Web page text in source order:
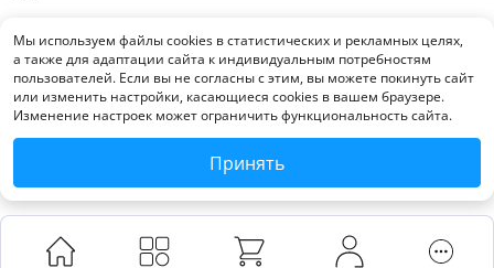
Зарегистрироваться
Мы используем файлы cookies в статистических и рекламных целях,
а также для адаптации сайта к индивидуальным потребностям
пользователей. Если вы не согласны с этим, вы можете покинуть сайт
или изменить настройки, касающиеся cookies в вашем браузере.
Изменение настроек может ограничить функциональность сайта.
Принять